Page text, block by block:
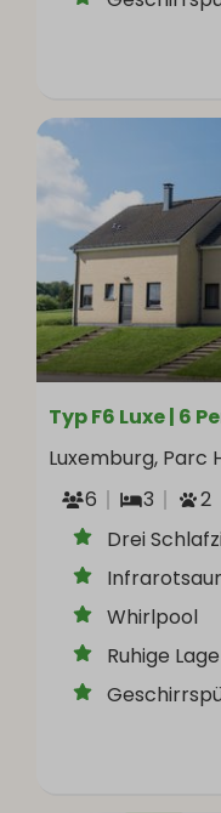
Typ F6 Luxe | 6
Luxemburg, Parc
6
3
2
Drei
Whirlpool
Ruhige Lage